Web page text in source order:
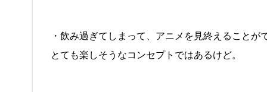
・飲み過ぎてしまって、アニメを見終えることが
とても楽しそうなコンセプトではあるけど。